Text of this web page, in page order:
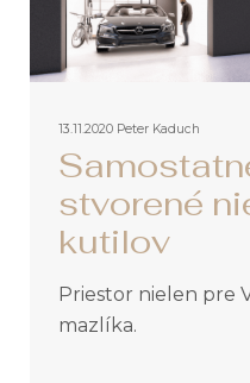
13.11.2020 Peter Kaduch
stvorené
kutilov
Priestor nielen pre
mazlíka.